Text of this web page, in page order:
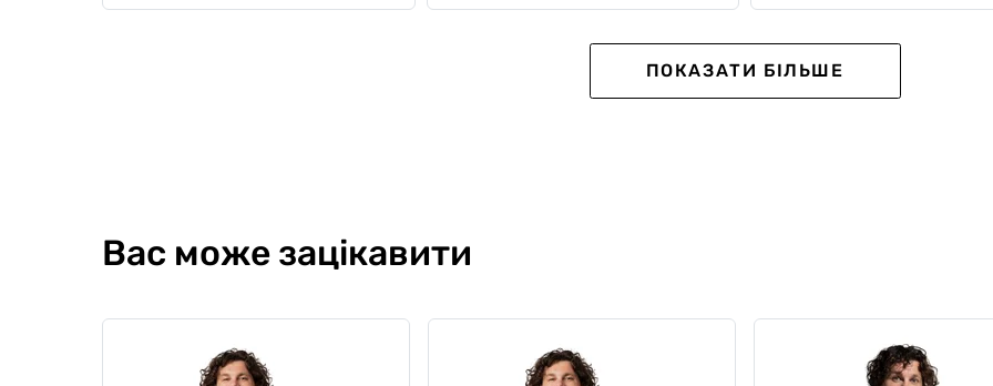
Чоловічі спортивні анатомічні
Чоловічі анатомічні боксери
SALE -30%
Чоловічі шорти для
ПОКАЗАТИ БІЛЬШЕ
Вас може зацікавити